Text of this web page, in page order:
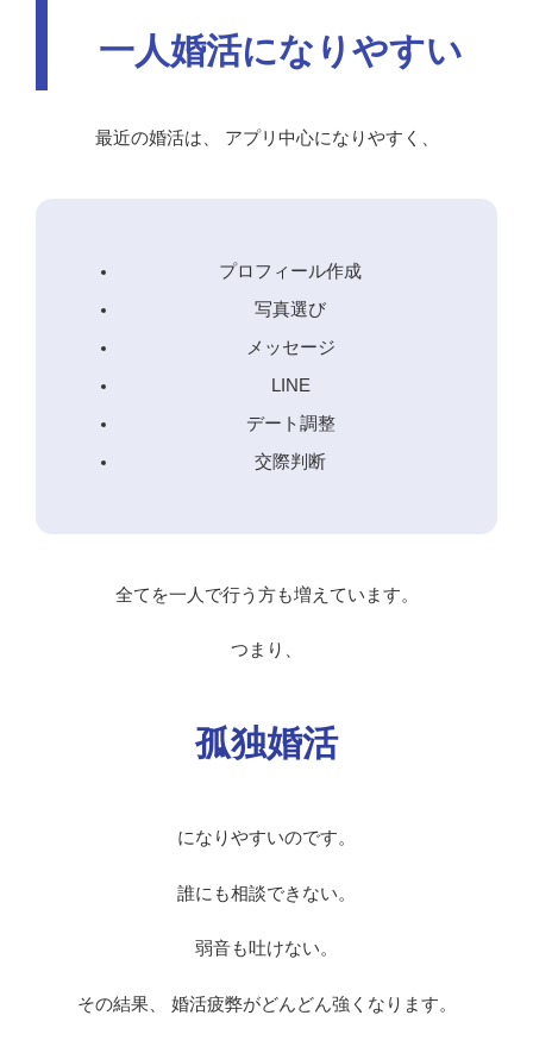
一人婚活になりやすい
最近の婚活は、 アプリ中心になりやすく、
プロフィール作成
写真選び
メッセージ
LINE
デート調整
交際判断
全てを一人で行う方も増えています。
つまり、
孤独婚活
になりやすいのです。
誰にも相談できない。
弱音も吐けない。
その結果、 婚活疲弊がどんどん強くなります。